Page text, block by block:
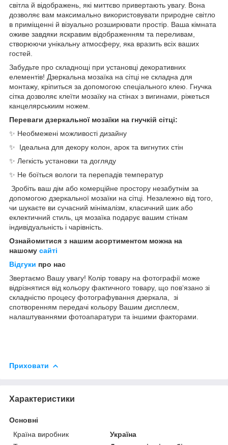
світла й відображень, які миттєво привертають увагу. Вона
дозволяє вам максимально використовувати природне світло
в приміщенні й візуально розширювати простір. Ваша кімната
оживе завдяки яскравим відображенням та переливам,
створюючи унікальну атмосферу, яка вразить всіх ваших
гостей.
Забудьте про складнощі при установці декоративних
елементів! Дзеркальна мозаїка на сітці не складна для
монтажу, кріпиться за допомогою спеціального клею. Гнучка
сітка дозволяє клеїти мозаїку на стінах з вигинами, ріжеться
канцелярськиим ножем.
Переваги дзеркальної мозаїки на гнучкій сітці:
✨ Необмежені можливості дизайну
✨ Ідеальна для декору колон, арок та вигнутих стін
✨ Легкість установки та догляду
✨ Не боїться вологи та перепадів температур
Зробіть ваш дім або комерційне простору незабутнім за
допомогою дзеркальної мозаїки на сітці. Незалежно від того,
чи шукаєте ви сучасний мінімалізм, класичний шик або
еклектичний стиль, ця мозаїка подарує вашим стінам
індивідуальність і чарівність.
Ознайомитися з нашим асортиментом можна на
нашому сайті
Відгуки про нас
Звертаємо Вашу увагу! Колір товару на фотографії може
відрізнятися від кольору фактичного товару, що пов‘язано зі
складністю процесу фотографування дзеркала, зі
спотворенням передачі кольору Вашим дисплеєм,
налаштуваннями фотоапаратури та іншими факторами.
Приховати
Характеристики
Основні
Країна виробник
Україна